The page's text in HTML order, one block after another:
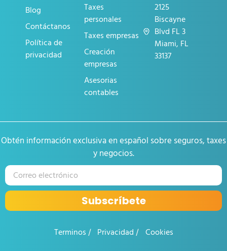
Blog
Contáctanos
Política de
privacidad
Taxes
personales
Taxes empresas
Creación
empresas
Asesorias
contables
2125
Biscayne
Blvd FL 3
Miami, FL
33137
Obtén información exclusiva en español sobre seguros, taxes
y negocios.
Subscríbete
Terminos Privacidad Cookies